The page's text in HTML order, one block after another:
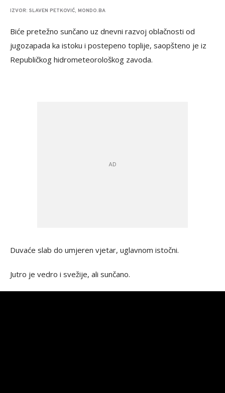
IZVOR: SLAVEN PETKOVIĆ, MONDO.BA
Biće pretežno sunčano uz dnevni razvoj oblačnosti od
jugozapada ka istoku i postepeno toplije, saopšteno je iz
Republičkog hidrometeorološkog zavoda.
Duvaće slab do umjeren vjetar, uglavnom istočni.
Jutro je vedro i svežije, ali sunčano.